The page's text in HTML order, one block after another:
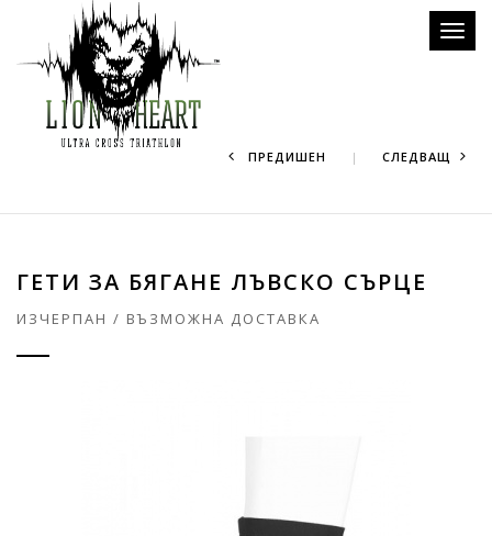
Toggle
ПРЕДИШЕН СЛЕДВАЩ
ГЕТИ ЗА БЯГАНЕ ЛЪВСКО СЪРЦЕ
ИЗЧЕРПАН / ВЪЗМОЖНА ДОСТАВКА